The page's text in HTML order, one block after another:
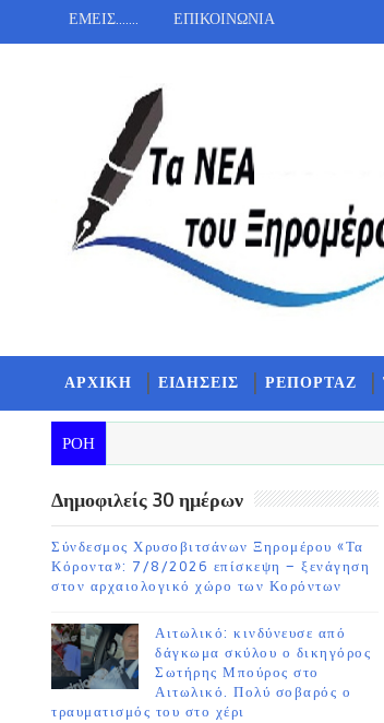
ΕΜΕΙΣ....... ΕΠΙΚΟΙΝΩΝΙΑ
ΑΡΧΙΚΗ ΕΙΔΗΣΕΙΣ ΡΕΠΟΡΤΑΖ
ΡΟΗ
Δημοφιλείς 30 ημέρων
Σύνδεσμος Χρυσοβιτσάνων Ξηρομέρου «Τα
Κόροντα»: 7/8/2026 επίσκεψη – ξενάγηση
στον αρχαιολογικό χώρο των Κορόντων
Αιτωλικό: κινδύνευσε από
δάγκωμα σκύλου ο δικηγόρος
Σωτήρης Μπούρος στο
Αιτωλικό. Πολύ σοβαρός ο
τραυματισμός του στο χέρι